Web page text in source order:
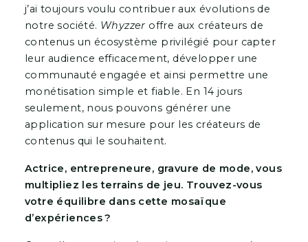
j’ai toujours voulu contribuer aux évolutions de
notre société. Whyzzer offre aux créateurs de
contenus un écosystème privilégié pour capter
leur audience efficacement, développer une
communauté engagée et ainsi permettre une
monétisation simple et fiable. En 14 jours
seulement, nous pouvons générer une
application sur mesure pour les créateurs de
contenus qui le souhaitent.
Actrice, entrepreneure, gravure de mode, vous
multipliez les terrains de jeu. Trouvez-vous
votre équilibre dans cette mosaïque
d’expériences ?